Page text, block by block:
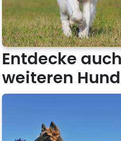
Entdecke
weiteren